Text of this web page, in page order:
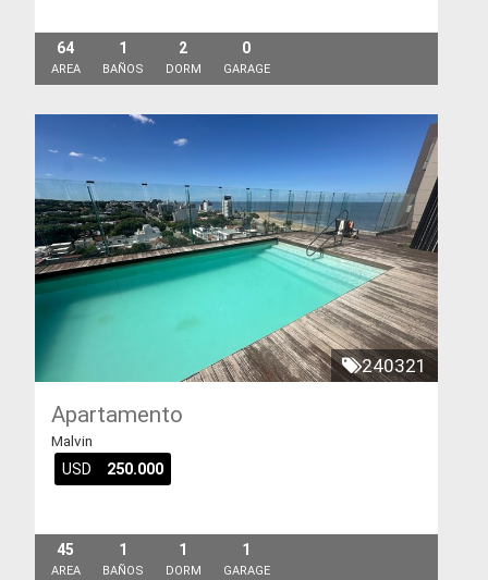
64
AREA
1
BAÑOS
2
DORM
0
GARAGE
240321
Apartamento
Malvin
USD 250.000
45
AREA
1
BAÑOS
1
DORM
1
GARAGE